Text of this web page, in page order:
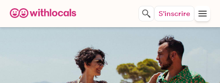
S'inscrire